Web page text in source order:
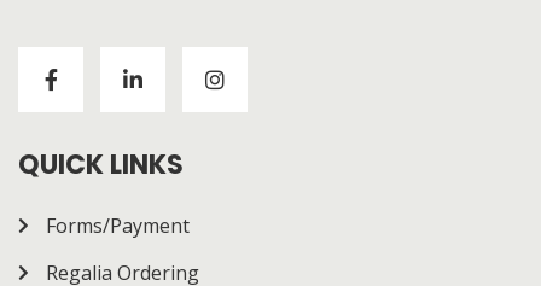
about a game combining risk and progression across
how it works.
QUICK LINKS
Forms/Payment
Regalia Ordering